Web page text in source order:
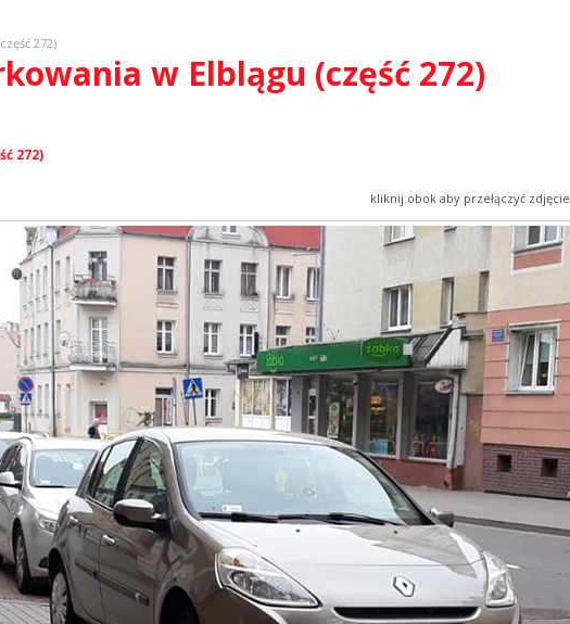
272)
w Elblągu (część 272)
272)
kliknij obok aby przełączyć zdjęcie